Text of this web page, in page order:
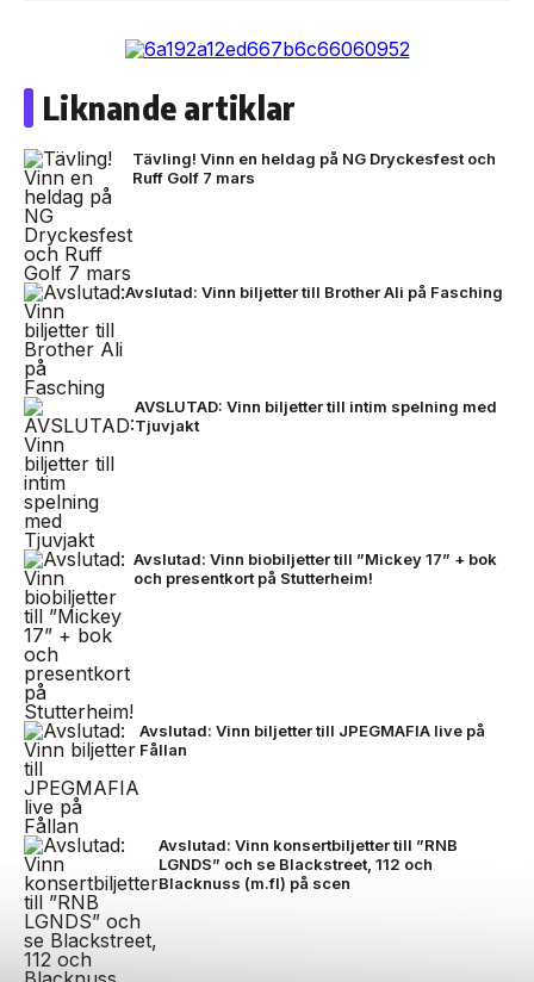
Liknande artiklar
Tävling! Vinn en heldag på NG Dryckesfest och
Ruff Golf 7 mars
Avslutad: Vinn biljetter till Brother Ali på Fasching
AVSLUTAD: Vinn biljetter till intim spelning med
Tjuvjakt
Avslutad: Vinn biobiljetter till ”Mickey 17” + bok
och presentkort på Stutterheim!
Avslutad: Vinn biljetter till JPEGMAFIA live på
Fållan
Avslutad: Vinn konsertbiljetter till ”RNB
LGNDS” och se Blackstreet, 112 och
Blacknuss (m.fl) på scen